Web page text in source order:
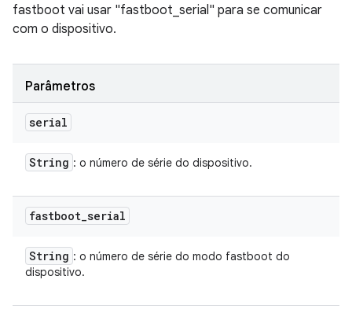
fastboot vai usar "fastboot_serial" para se comunicar
com o dispositivo.
Parâmetros
serial
String : o número de série do dispositivo.
fastboot_serial
String : o número de série do modo fastboot do
dispositivo.